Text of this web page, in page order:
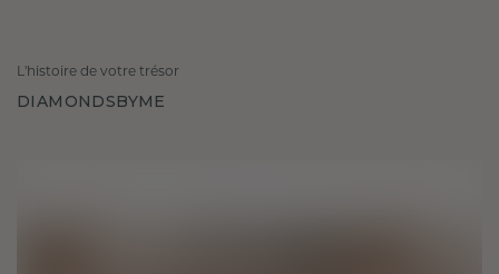
L'histoire de votre trésor
DIAMONDSBYME